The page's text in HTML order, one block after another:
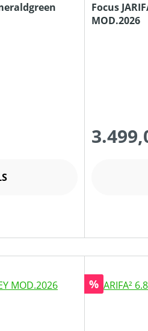
Focus
MOD.2026
Rabatt
%